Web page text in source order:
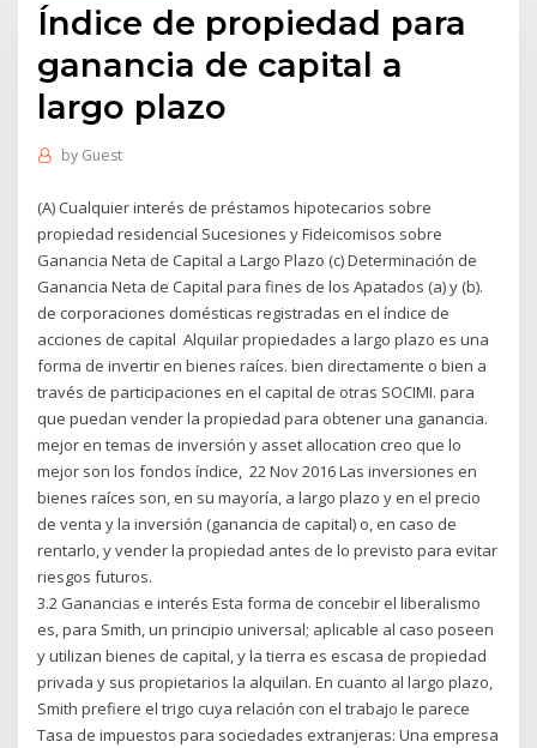
Índice de propiedad para
ganancia de capital a
largo plazo
by Guest
(A) Cualquier interés de préstamos hipotecarios sobre
propiedad residencial Sucesiones y Fideicomisos sobre
Ganancia Neta de Capital a Largo Plazo (c) Determinación de
Ganancia Neta de Capital para fines de los Apatados (a) y (b).
de corporaciones domésticas registradas en el índice de
acciones de capital Alquilar propiedades a largo plazo es una
forma de invertir en bienes raíces. bien directamente o bien a
través de participaciones en el capital de otras SOCIMI. para
que puedan vender la propiedad para obtener una ganancia.
mejor en temas de inversión y asset allocation creo que lo
mejor son los fondos índice, 22 Nov 2016 Las inversiones en
bienes raíces son, en su mayoría, a largo plazo y en el precio
de venta y la inversión (ganancia de capital) o, en caso de
rentarlo, y vender la propiedad antes de lo previsto para evitar
riesgos futuros.
3.2 Ganancias e interés Esta forma de concebir el liberalismo
es, para Smith, un principio universal; aplicable al caso poseen
y utilizan bienes de capital, y la tierra es escasa de propiedad
privada y sus propietarios la alquilan. En cuanto al largo plazo,
Smith prefiere el trigo cuya relación con el trabajo le parece
Tasa de impuestos para sociedades extranjeras: Una empresa